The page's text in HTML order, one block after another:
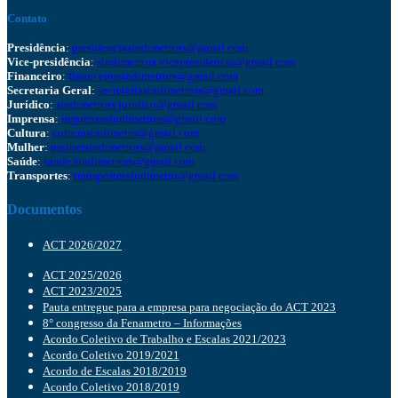
Contato
Presidência: presidenciasindimetrors@gmail.com
Vice-presidência: sindimetrors.vicepresidencia@gmail.com
Financeiro: financeirosindimetrors@gmail.com
Secretaria Geral: secretariasindimetrors@gmail.com
Jurídico: sindimetrors.juridico@gmail.com
Imprensa: imprensasindimetrors@gmail.com
Cultura: culturasindimetro@gmail.com
Mulher: mulhersindimetrors@gmail.com
Saúde: saude.sindimetrors@gmail.com
Transportes: transportessindimetro@gmail.com
Documentos
ACT 2026/2027
ACT 2025/2026
ACT 2023/2025
Pauta entregue para a empresa para negociação do ACT 2023
8° congresso da Fenametro – Informações
Acordo Coletivo de Trabalho e Escalas 2021/2023
Acordo Coletivo 2019/2021
Acordo de Escalas 2018/2019
Acordo Coletivo 2018/2019